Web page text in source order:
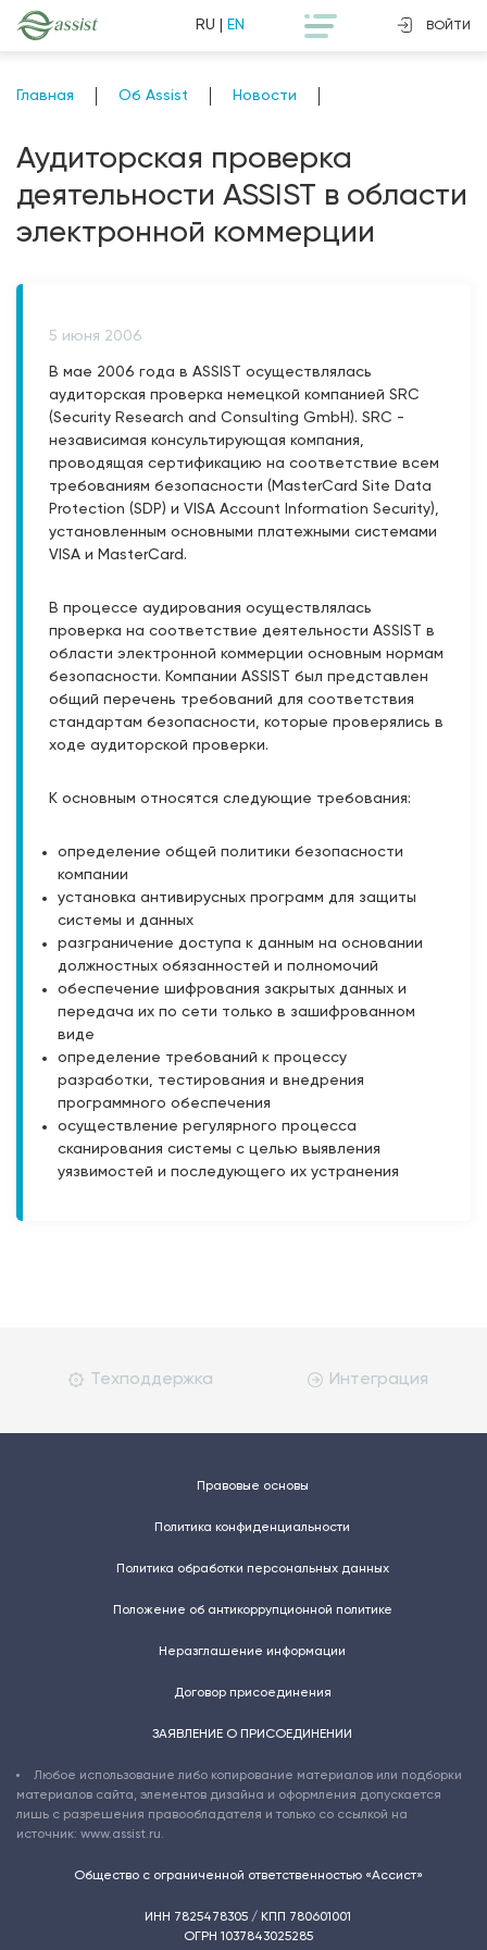
RU EN ВОЙТИ
Главная Об Assist Новости
Аудиторская проверка
деятельности ASSIST в области
электронной коммерции
5 июня 2006
В мае 2006 года в ASSIST осуществлялась
аудиторская проверка немецкой компанией SRC
(Security Research and Consulting GmbH). SRC -
независимая консультирующая компания,
проводящая сертификацию на соответствие всем
требованиям безопасности (MasterCard Site Data
Protection (SDP) и VISA Account Information Security),
установленным основными платежными системами
VISA и MasterCard.
В процессе аудирования осуществлялась
проверка на соответствие деятельности ASSIST в
области электронной коммерции основным нормам
безопасности. Компании ASSIST был представлен
общий перечень требований для соответствия
стандартам безопасности, которые проверялись в
ходе аудиторской проверки.
К основным относятся следующие требования:
определение общей политики безопасности
компании
установка антивирусных программ для защиты
системы и данных
разграничение доступа к данным на основании
должностных обязанностей и полномочий
обеспечение шифрования закрытых данных и
передача их по сети только в зашифрованном
виде
определение требований к процессу
разработки, тестирования и внедрения
программного обеспечения
осуществление регулярного процесса
сканирования системы с целью выявления
уязвимостей и последующего их устранения
Техподдержка Интеграция
Общество с ограниченной ответственностью «Ассист»
ИНН 7825478305 / КПП 780601001
ОГРН 1037843025285
Правовые основы
Политика конфиденциальности
Политика обработки персональных данных
Положение об антикоррупционной политике
Неразглашение информации
Договор присоединения
ЗАЯВЛЕНИЕ О ПРИСОЕДИНЕНИИ
Любое использование либо копирование материалов или подборки
материалов сайта, элементов дизайна и оформления допускается
лишь с разрешения правообладателя и только со ссылкой на
источник: www.assist.ru.